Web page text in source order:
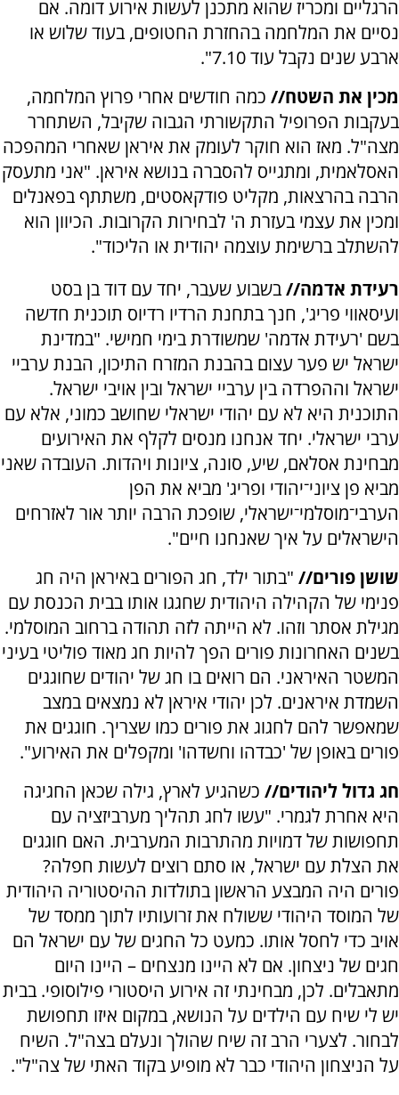
הרגליים ומכריז שהוא מתכנן לעשות אירוע דומה. אם
נסיים את המלחמה בהחזרת החטופים, בעוד שלוש או
ארבע שנים נקבל עוד 7.10".
מכין את השטח// כמה חודשים אחרי פרוץ המלחמה,
בעקבות הפרופיל התקשורתי הגבוה שקיבל, השתחרר
מצה"ל. מאז הוא חוקר לעומק את איראן שאחרי המהפכה
האסלאמית, ומתגייס להסברה בנושא איראן. "אני מתעסק
הרבה בהרצאות, מקליט פודקאסטים, משתתף בפאנלים
ומכין את עצמי בעזרת ה' לבחירות הקרובות. הכיוון הוא
להשתלב ברשימת עוצמה יהודית או הליכוד".
רעידת אדמה//בשבוע שעבר, יחד עם דוד בן בסט
ועיסאווי פריג', חנך בתחנת הרדיו רדיוס תוכנית חדשה
בשם 'רעידת אדמה' שמשודרת בימי חמישי. "במדינת
ישראל יש פער עצום בהבנת המזרח התיכון, הבנת ערביי
ישראל וההפרדה בין ערביי ישראל ובין אויבי ישראל.
התוכנית היא לא עם יהודי ישראלי שחושב כמוני, אלא עם
ערבי ישראלי. יחד אנחנו מנסים לקלף את האירועים
מבחינת אסלאם, שיע, סונה, ציונות ויהדות. העובדה שאני
מביא פן ציוני־יהודי ופריג' מביא את הפן
הערבי־מוסלמי־ישראלי, שופכת הרבה יותר אור לאזרחים
הישראלים על איך שאנחנו חיים".
שושן פורים// "בתור ילד, חג הפורים באיראן היה חג
פנימי של הקהילה היהודית שחגגו אותו בבית הכנסת עם
מגילת אסתר וזהו. לא הייתה לזה תהודה ברחוב המוסלמי.
בשנים האחרונות פורים הפך להיות חג מאוד פוליטי בעיני
המשטר האיראני. הם רואים בו חג של יהודים שחוגגים
השמדת איראנים. לכן יהודי איראן לא נמצאים במצב
שמאפשר להם לחגוג את פורים כמו שצריך. חוגגים את
פורים באופן של 'כבדהו וחשדהו' ומקפלים את האירוע".
חג גדול ליהודים// כשהגיע לארץ, גילה שכאן החגיגה
היא אחרת לגמרי. "עשו לחג תהליך מערביזציה עם
תחפושות של דמויות מהתרבות המערבית. האם חוגגים
את הצלת עם ישראל, או סתם רוצים לעשות חפלה?
פורים היה המבצע הראשון בתולדות ההיסטוריה היהודית
של המוסד היהודי ששולח את זרועותיו לתוך ממסד של
אויב כדי לחסל אותו. כמעט כל החגים של עם ישראל הם
חגים של ניצחון. אם לא היינו מנצחים – היינו היום
מתאבלים. לכן, מבחינתי זה אירוע היסטורי פילוסופי. בבית
יש לי שיח עם הילדים על הנושא, במקום איזו תחפושת
לבחור. לצערי הרב זה שיח שהולך ונעלם בצה"ל. השיח
על הניצחון היהודי כבר לא מופיע בקוד האתי של צה"ל".